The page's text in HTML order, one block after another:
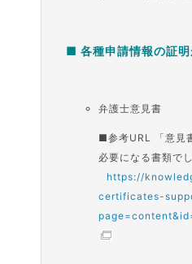
■ 各種申請情報の証
弁護士意見書
■参考URL 「意見
必要になる書類で
https://
certificates-